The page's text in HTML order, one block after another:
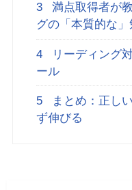
3
満点取得者が
グの「本質的な
4
リーディング
ール
5
まとめ：正し
ず伸びる